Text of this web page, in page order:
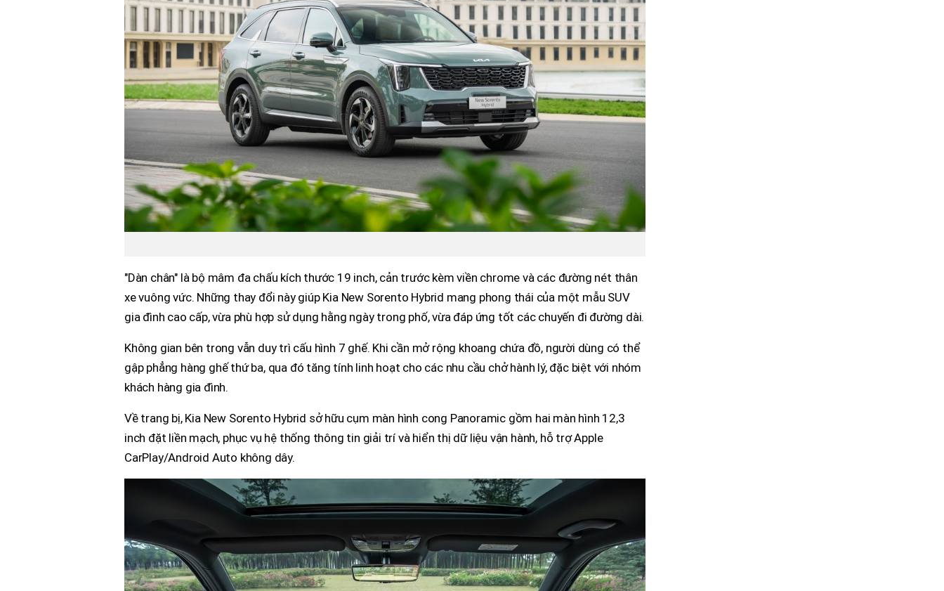
"Dàn chân" là bộ mâm đa chấu kích thước 19 inch, cản trước kèm viền chrome và các đường nét thân
xe vuông vức. Những thay đổi này giúp Kia New Sorento Hybrid mang phong thái của một mẫu SUV
gia đình cao cấp, vừa phù hợp sử dụng hằng ngày trong phố, vừa đáp ứng tốt các chuyến đi đường dài.
Không gian bên trong vẫn duy trì cấu hình 7 ghế. Khi cần mở rộng khoang chứa đồ, người dùng có thể
gập phẳng hàng ghế thứ ba, qua đó tăng tính linh hoạt cho các nhu cầu chở hành lý, đặc biệt với nhóm
khách hàng gia đình.
Về trang bị, Kia New Sorento Hybrid sở hữu cụm màn hình cong Panoramic gồm hai màn hình 12,3
inch đặt liền mạch, phục vụ hệ thống thông tin giải trí và hiển thị dữ liệu vận hành, hỗ trợ Apple
CarPlay/Android Auto không dây.